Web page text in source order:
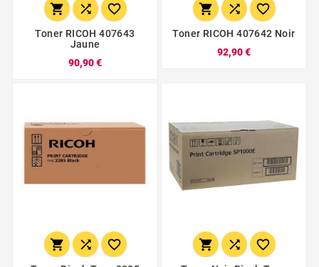
  
Toner RICOH 407643
Jaune
90,90 €
  
Toner RICOH 407642 Noir
92,90 €
     